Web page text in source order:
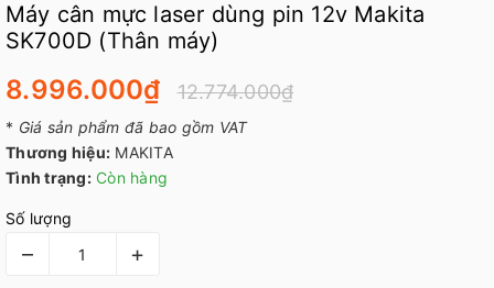
Máy cân mực laser dùng pin 12v Makita
SK700D (Thân máy)
8.996.000₫ 12.774.000₫
* Giá sản phẩm đã bao gồm VAT
Thương hiệu: MAKITA
Tình trạng: Còn hàng
Số lượng
– +